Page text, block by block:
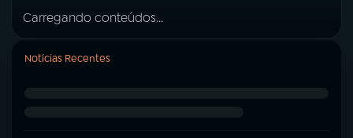
Carregando conteúdos...
Notícias Recentes